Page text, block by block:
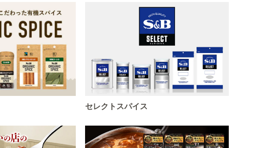
セレクトスパイス